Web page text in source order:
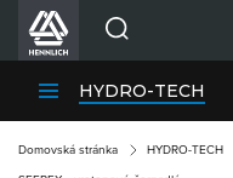
Divízie HENNLICH
HYDRO-TECH
Domovská stránka HYDRO-TECH